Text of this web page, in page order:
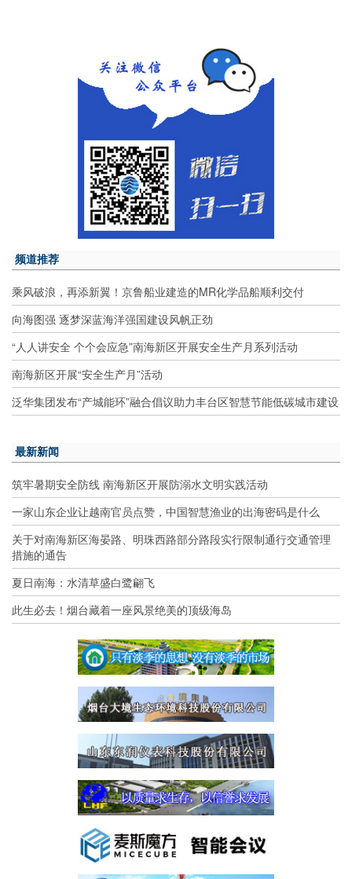
频道推荐
乘风破浪，再添新翼！京鲁船业建造的MR化学品船顺利交付
向海图强 逐梦深蓝海洋强国建设风帆正劲
“人人讲安全 个个会应急”南海新区开展安全生产月系列活动
南海新区开展“安全生产月”活动
泛华集团发布“产城能环”融合倡议助力丰台区智慧节能低碳城市建设
最新新闻
筑牢暑期安全防线 南海新区开展防溺水文明实践活动
一家山东企业让越南官员点赞，中国智慧渔业的出海密码是什么
关于对南海新区海晏路、明珠西路部分路段实行限制通行交通管理
措施的通告
夏日南海：水清草盛白鹭翩飞
此生必去！烟台藏着一座风景绝美的顶级海岛